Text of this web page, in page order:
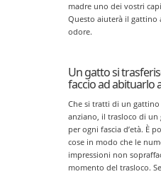
madre uno dei vostri
Questo aiuterà il gattino
odore.
Un gatto si
faccio ad abituarlo
Che si tratti di un
anziano, il trasloco di
per ogni fascia d’età. È
cose in modo che le
impressioni non
momento del trasloco.